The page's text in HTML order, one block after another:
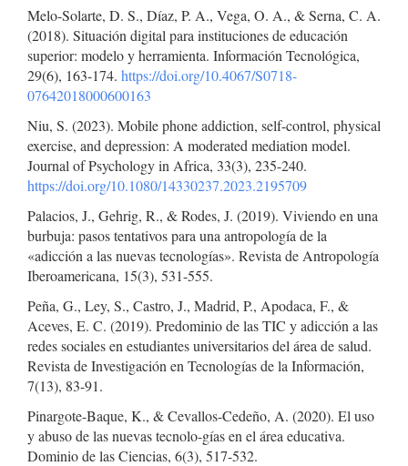
Melo-Solarte, D. S., Díaz, P. A., Vega, O. A., & Serna, C. A.
(2018). Situación digital para instituciones de educación
superior: modelo y herramienta. Información Tecnológica,
29(6), 163-174. https://doi.org/10.4067/S0718-
07642018000600163
Niu, S. (2023). Mobile phone addiction, self-control, physical
exercise, and depression: A moderated mediation model.
Journal of Psychology in Africa, 33(3), 235-240.
https://doi.org/10.1080/14330237.2023.2195709
Palacios, J., Gehrig, R., & Rodes, J. (2019). Viviendo en una
burbuja: pasos tentativos para una antropología de la
«adicción a las nuevas tecnologías». Revista de Antropología
Iberoamericana, 15(3), 531-555.
Peña, G., Ley, S., Castro, J., Madrid, P., Apodaca, F., &
Aceves, E. C. (2019). Predominio de las TIC y adicción a las
redes sociales en estudiantes universitarios del área de salud.
Revista de Investigación en Tecnologías de la Información,
7(13), 83-91.
Pinargote-Baque, K., & Cevallos-Cedeño, A. (2020). El uso
y abuso de las nuevas tecnolo-gías en el área educativa.
Dominio de las Ciencias, 6(3), 517-532.